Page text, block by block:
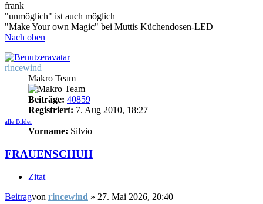
frank
"unmöglich" ist auch möglich
"Make Your own Magic" bei Muttis Küchendosen-LED
Nach oben
rincewind
Makro Team
Beiträge: 40859
Registriert: 7. Aug 2010, 18:27
alle Bilder
Vorname: Silvio
FRAUENSCHUH
Zitat
Beitragvon rincewind » 27. Mai 2026, 20:40